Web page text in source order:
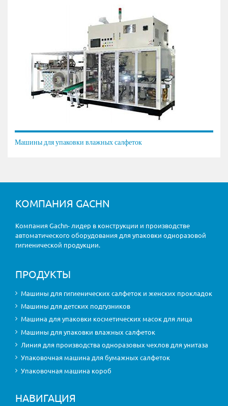
Машины для упаковки влажных салфеток
КОМПАНИЯ GACHN
Компания Gachn- лидер в конструкции и производстве
автоматического оборудования для упаковки одноразовой
гигиенической продукции.
ПРОДУКТЫ
Машины для гигиенических салфеток и женских прокладок
Машины для детских подгузников
Машина для упаковки косметических масок для лица
Машины для упаковки влажных салфеток
Линия для производства одноразовых чехлов для унитаза
Упаковочная машина для бумажных салфеток
Упаковочная машина короб
НАВИГАЦИЯ